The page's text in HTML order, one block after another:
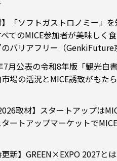
】「ソフトガストロノミー」
てのMICE参加者が美味しく
のバリアフリー（GenkiFuture
7月公表の令和8年版「観光白
市場の活況とMICE誘致がもた
取材】スタートアップは
ートアップマーケットで
更新】GREEN×EXPO 2027と